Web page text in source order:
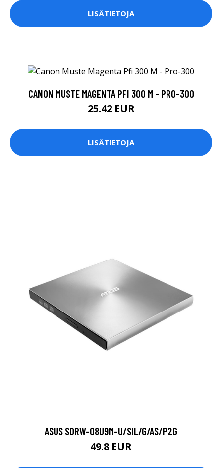
LISÄTIETOJA
CANON MUSTE MAGENTA PFI 300 M - PRO-300
25.42 EUR
LISÄTIETOJA
ASUS SDRW-08U9M-U/SIL/G/AS/P2G
49.8 EUR